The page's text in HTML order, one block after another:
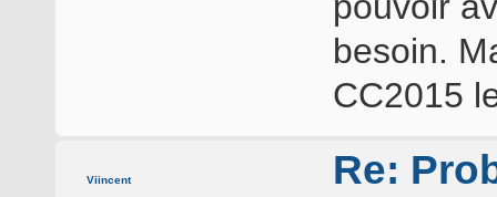
besoin.
CC2015
Viincent Re: